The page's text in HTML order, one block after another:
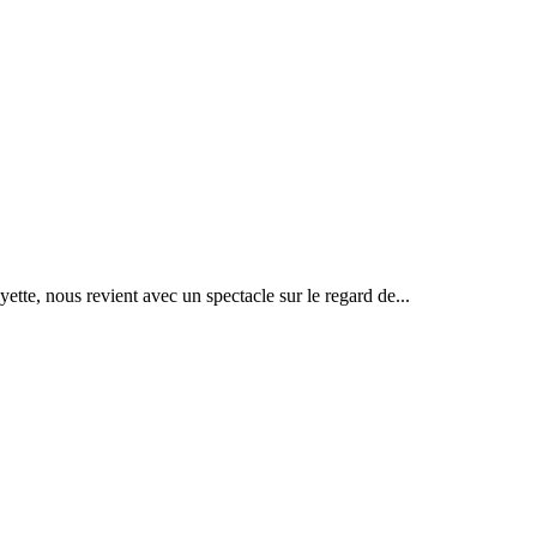
nous revient avec un spectacle sur le regard de...